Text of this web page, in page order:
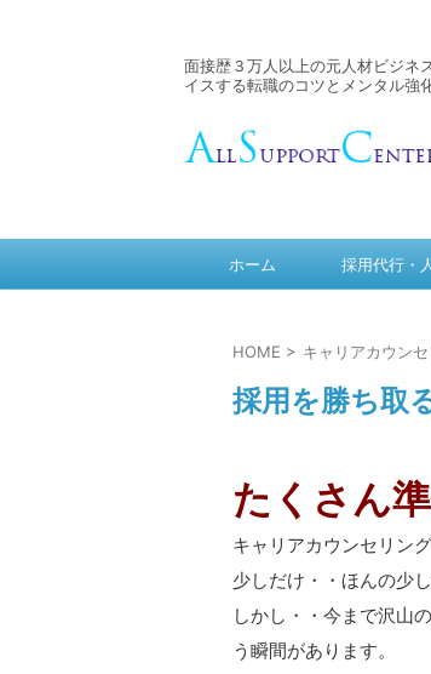
面接歴３万人以上の元人材ビジネ
イスする転職のコツとメンタル強
ホーム 採用代行・
HOME > キャリアカウン
採用を勝ち取
たくさん
キャリアカウンセリン
少しだけ・・ほんの少
しかし・・今まで沢山
う瞬間があります。